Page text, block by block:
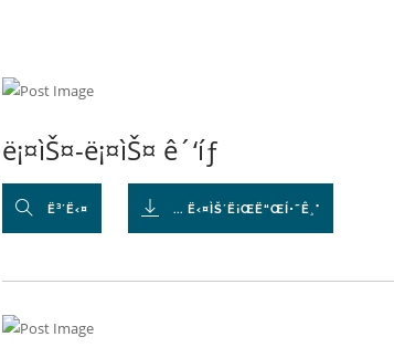
ë¡¤ìŠ¤-ë¡¤ìŠ¤ ê´‘íƒ
Ë³´Ë‹¤ ... Ë‹¤ÌŠ´Ë¡ŒË“ŒÍ•˜Ê¸°